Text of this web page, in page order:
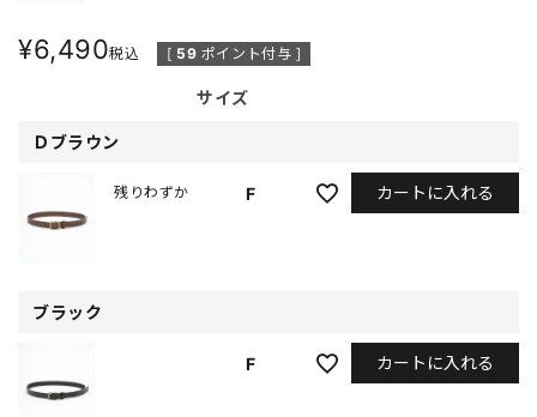
¥6,490税込 [ 59 ポイント付与 ]
サイズ
Ｄブラウン
F
残りわずか カートに入れる
ブラック
F カートに入れる